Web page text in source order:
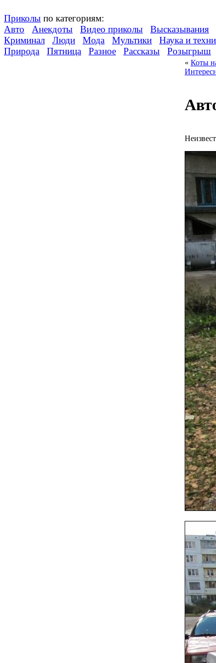
Приколы по категориям:
Авто
Анекдоты Видео приколы Высказывания
Криминал
Люди Мода Мультики Наука и
Природа
Пятница Разное Рассказы Розыгрыш
« Коты